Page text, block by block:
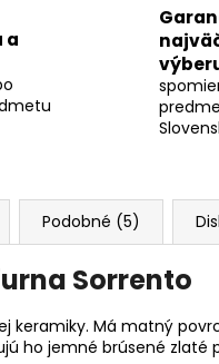
a
Podobné (5)
Sorrento
keramiky. Má matný
ho jemné brúsené zlaté